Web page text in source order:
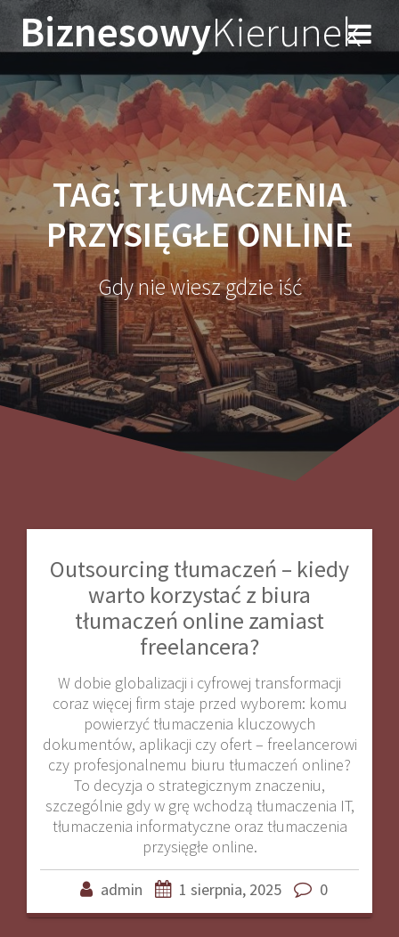
Przejdź
do
treści
BiznesowyKierunek
TAG:TŁUMACZENIA
PRZYSIĘGŁE ONLINE
Gdy nie wiesz gdzie iść
Outsourcing tłumaczeń – kiedy
warto korzystać z biura
tłumaczeń online zamiast
freelancera?
W dobie globalizacji i cyfrowej transformacji
coraz więcej firm staje przed wyborem: komu
powierzyć tłumaczenia kluczowych
dokumentów, aplikacji czy ofert – freelancerowi
czy profesjonalnemu biuru tłumaczeń online?
To decyzja o strategicznym znaczeniu,
szczególnie gdy w grę wchodzą tłumaczenia IT,
tłumaczenia informatyczne oraz tłumaczenia
przysięgłe online.
admin 1 sierpnia, 2025 0